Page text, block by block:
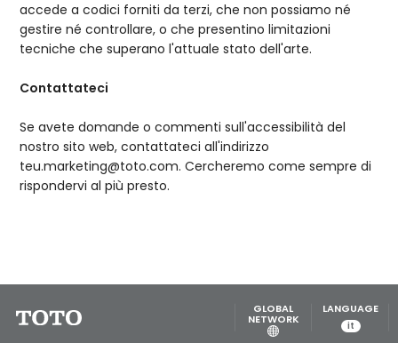
accede a codici forniti da terzi, che non possiamo né
gestire né controllare, o che presentino limitazioni
tecniche che superano l'attuale stato dell'arte.
Contattateci
Se avete domande o commenti sull'accessibilità del
nostro sito web, contattateci all'indirizzo
teu.marketing@toto.com. Cercheremo come sempre di
rispondervi al più presto.
GLOBAL
NETWORK
LANGUAGE
it